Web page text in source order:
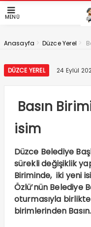
MENÜ
Anasayfa > Düzce Yerel >
DÜZCE YEREL 24 Eylül
Basın
isim
Düzce Belediye
sürekli değişiklik
Biriminde, iki yeni
Özlü’nün Belediye
oturmasıyla
birimlerinden